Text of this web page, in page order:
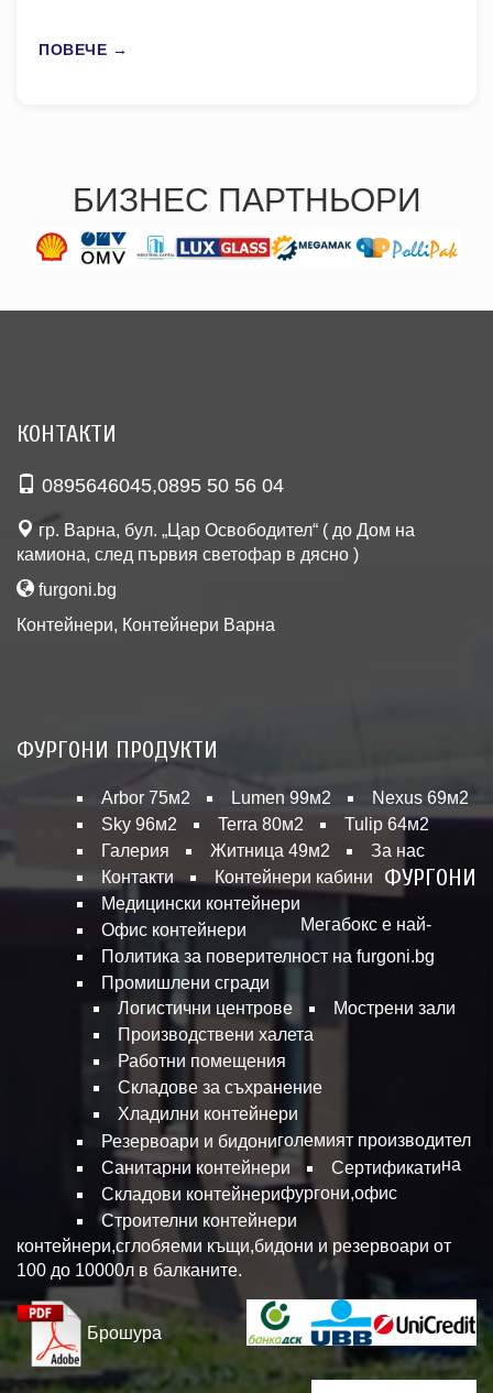
ПОВЕЧЕ →
БИЗНЕС ПАРТНЬОРИ
КОНТАКТИ
0895646045,0895 50 56 04
гр. Варна, бул. „Цар Освободител“ ( до Дом на
камиона, след първия светофар в дясно )
furgoni.bg
Контейнери, Контейнери Варна
ФУРГОНИ ПРОДУКТИ
Arbor 75м2 Lumen 99м2
Nexus 69м2
Sky 96м2
Terra 80м2
Tulip 64м2
Галерия
Житница 49м2
За нас
Контакти
Контейнери кабини
Медицински контейнери
Офис контейнери
Политика за поверителност на furgoni.bg
Промишлени сгради
Логистични центрове
Мострени зали
Производствени халета
Работни помещения
Складове за съхранение
Хладилни контейнери
Резервоари и бидони
Санитарни контейнери
Сертификати
Складови контейнери
Строителни контейнери
ФУРГОНИ
Мегабокс е най-
големият производител
на
фургони,офис
контейнери,сглобяеми къщи,бидони и резервоари от
100 до 10000л в балканите.
Брошура